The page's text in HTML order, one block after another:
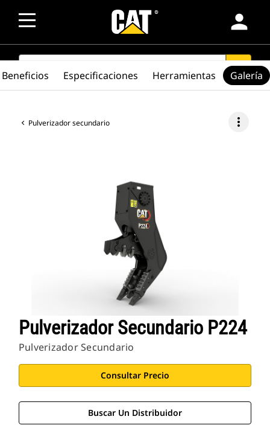
person
SEARCH search
Pulverizador secundario more_vert
Pulverizador Secundario P224
Pulverizador Secundario
Consultar Precio
Buscar Un Distribuidor
Beneficios Especificaciones Herramientas Galería